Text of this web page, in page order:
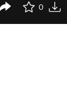
0